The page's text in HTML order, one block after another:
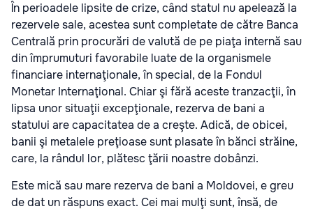
În perioadele lipsite de crize, când statul nu apelează la
rezervele sale, acestea sunt completate de către Banca
Centrală prin procurări de valută de pe piaţa internă sau
din împrumuturi favorabile luate de la organismele
financiare internaţionale, în special, de la Fondul
Monetar Internaţional. Chiar şi fără aceste tranzacţii, în
lipsa unor situaţii excepţionale, rezerva de bani a
statului are capacitatea de a creşte. Adică, de obicei,
banii şi metalele preţioase sunt plasate în bănci străine,
care, la rândul lor, plătesc ţării noastre dobânzi.
Este mică sau mare rezerva de bani a Moldovei, e greu
de dat un răspuns exact. Cei mai mulţi sunt, însă, de